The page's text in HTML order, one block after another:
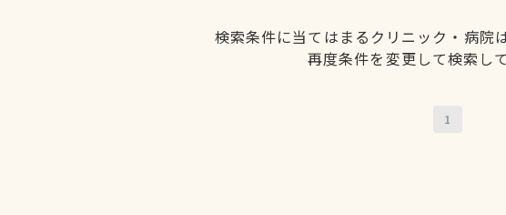
検索条件に当てはまるクリニック・病院
再度条件を変更して検索し
1